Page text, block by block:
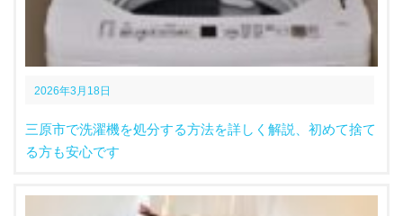
2026年3月18日
三原市で洗濯機を処分する方法を詳しく解説、初めて捨て
る方も安心です